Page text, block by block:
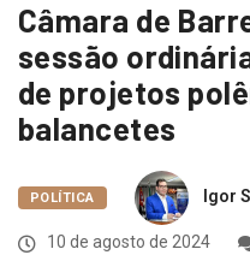
Câmara de
sessão
de projetos
balancetes
POLÍTICA Igor
10 de agosto de 2024